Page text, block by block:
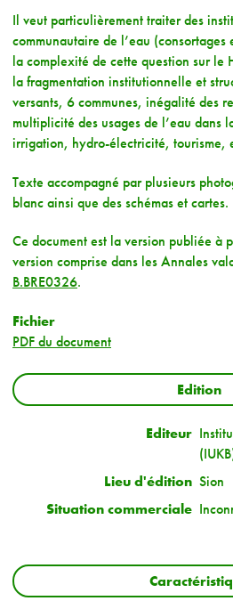
Il veut particulièrement traiter des
communautaire de l’eau
la complexité de cette question sur le
la fragmentation institutionnelle et
versants, 6 communes, inégalité des
multiplicité des usages de l’eau dans
irrigation, hydro-électricité, tourisme,
Texte accompagné par plusieurs
blanc ainsi que des schémas et cartes.
Ce document est la version publiée à
version comprise dans les Annales
B.BRE0326.
Fichier
PDF du document
Edition
Editeur
Lieu d'édition Sion
Situation commerciale